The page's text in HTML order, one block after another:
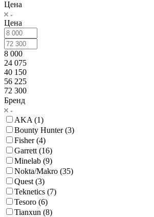
Цена
Цена
8 000
24 075
40 150
56 225
72 300
Бренд
AKA (1)
Bounty Hunter (3)
Fisher (4)
Garrett (16)
Minelab (9)
Nokta/Makro (35)
Quest (3)
Teknetics (7)
Tesoro (6)
Tianxun (8)